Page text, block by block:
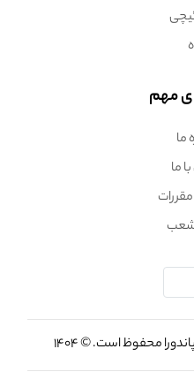
مهم
ما
ما
محفوظ است. © 1404